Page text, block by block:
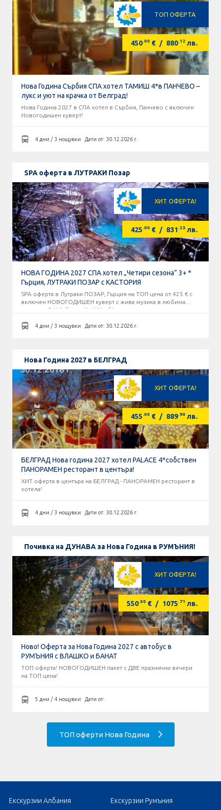
ТОП ОФЕРТА
450.00 € / 880.12 лв.
Нова Година Сърбия СПА хотел ТАМИШ 4*в ПАНЧЕВО –
лукс и уют на крачка от Белград!
Нова Година 2027 в СПА хотел в Сърбия, Панчево с включен
Новогодишен куверт!
4 дни / 3 нощувки Дати от: 30.12.2026 г.
SPA оферта в ЛУТРАКИ Позар
ХИТ ОФЕРТА!
425.00 € / 831.23 лв.
НОВА ГОДИНА 2027 СПА хотел „Четири сезона” 3+ *
Гърция, ЛУТРАКИ ПОЗАР с КАСТОРИЯ
SPA оферта в Лутраки ПОЗАР, Гърция на ТОП цена от 425 € с
включен НОВОГОДИШЕН куверт с жива музика в любима
таверна „O Kalofagas - Kaj Mitre” !
4 дни / 3 нощувки Дати от: 30.12.2026 г.
Нова Година 2027 в БЕЛГРАД
ХИТ ОФЕРТА!
455.00 € / 889.90 лв.
БЕЛГРАД Нова година 2027 хотел PALACE 4*собствен
ПАНОРАМЕН ресторант в центъра!
ХИТ оферта в центъра на БЕЛГРАД - ПАНОРАМЕН ресторант в
хотела!
4 дни / 3 нощувки Дати от: 30.12.2026 г.
Почивка на ДУНАВА за Нова Година в РУМЪНИЯ!
ХИТ ОФЕРТА!
550.00 € / 1075.71 лв.
Ново! Оферта за Нова Година 2027 с автобус в
РУМЪНИЯ с ВЛАШКО и БАНАТ
ТОП оферта! НОВОГОДИШЕН пакет с ДВЕ празнични вечери
на ТОП цена!
5 дни / 4 нощувки Дати от:
ТОП оферти Нова Година
Екскурзии Албания
Екскурзии Румъния